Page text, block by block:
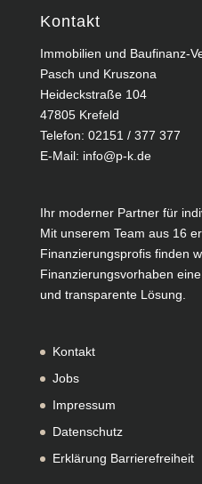
Kontakt
Immobilien und Baufinanz-
Pasch und Kruszona
Heideckstraße 104
47805 Krefeld
Telefon: 02151 / 377 377
E-Mail: info@p-k.de
Ihr moderner Partner für
Mit unserem Team aus 16
Finanzierungsprofis finden
Finanzierungsvorhaben
und transparente Lösung.
Kontakt
Jobs
Impressum
Datenschutz
Erklärung Barrierefreiheit